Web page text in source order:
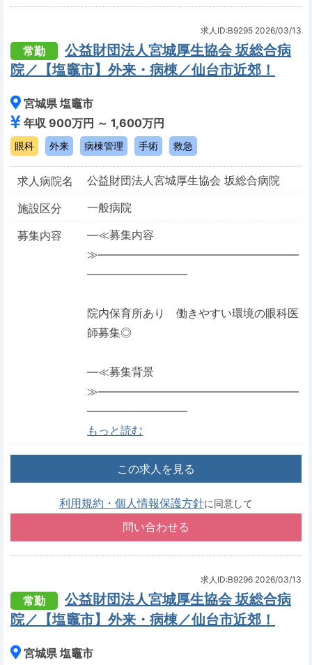
求人ID:B9295 2026/03/13
常勤
公益財団法人宮城厚生協会 坂総合病
院／【塩竈市】外来・病棟／仙台市近郊！
宮城県 塩竈市
年収 900万円 ～ 1,600万円
眼科 外来 病棟管理 手術 救急
求人病院名
公益財団法人宮城厚生協会 坂総合病院
施設区分
一般病院
募集内容
―≪募集内容
≫――――――――――――――――――
―――――――――
院内保育所あり 働きやすい環境の眼科医
師募集◎
―≪募集背景
≫――――――――――――――――――
―――――――――
もっと読む
この求人を見る
利用規約・個人情報保護方針に同意して
求人ID:B9296 2026/03/13
常勤
公益財団法人宮城厚生協会 坂総合病
院／【塩竈市】外来・病棟／仙台市近郊！
宮城県 塩竈市